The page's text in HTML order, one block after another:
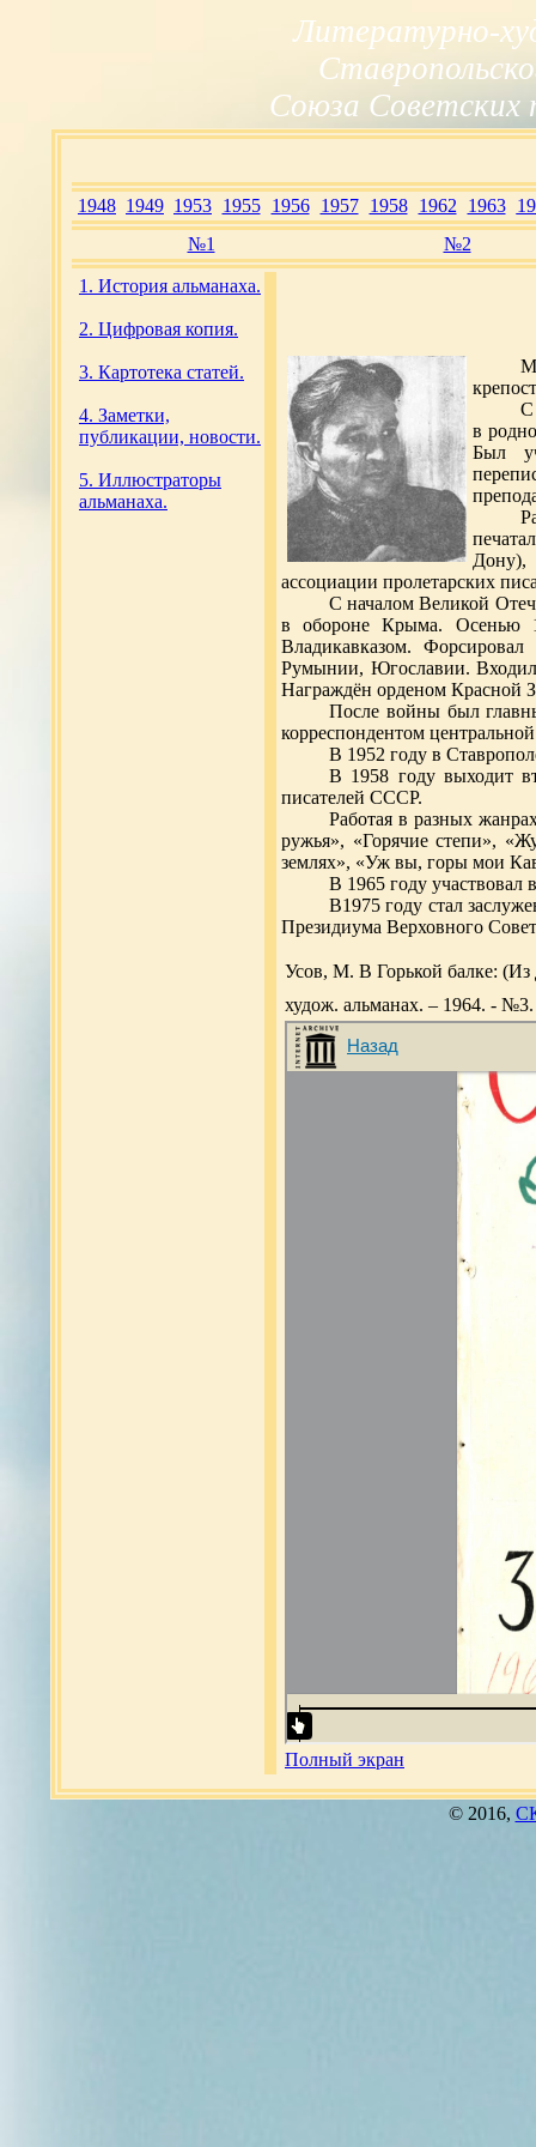
Литературно-
Союза Советских
1948 1949 1953 1955 1956 1957 1958 1962 1963
№1
№2
1. История альманаха.
2. Цифровая копия.
3. Картотека статей.
4. Заметки,
публикации, новости.
5. Иллюстраторы
альманаха.
С
в
Был
ассоциации пролетарских
С началом Великой
в обороне Крыма. Осенью
Владикавказом.
Румынии, Югославии.
Награждён орденом Красной
После войны был
корреспондентом
В 1952 году в
В 1958 году выходит
писателей СССР.
Работая в разных
ружья», «Горячие степи»,
землях», «Уж вы, горы мои
В 1965 году
В1975 году стал
Президиума Верховного
Усов, М. В Горькой балке: (Из
худож. альманах. – 1964. -
Полный экран
© 2016,